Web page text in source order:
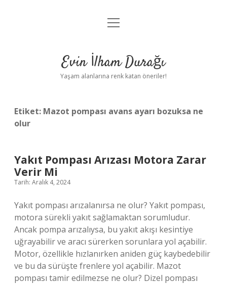
Anasayfa
Yasal Uyarı
menüyü
Evin İlham Durağı
Yaşam alanlarına renk katan öneriler!
Etiket: Mazot pompası avans ayarı bozuksa ne
olur
Yakıt Pompası Arızası Motora Zarar
Verir Mi
Tarih: Aralık 4, 2024
Yakıt pompası arızalanırsa ne olur? Yakıt pompası,
motora sürekli yakıt sağlamaktan sorumludur.
Ancak pompa arızalıysa, bu yakıt akışı kesintiye
uğrayabilir ve aracı sürerken sorunlara yol açabilir.
Motor, özellikle hızlanırken aniden güç kaybedebilir
ve bu da sürüşte frenlere yol açabilir. Mazot
pompası tamir edilmezse ne olur? Dizel pompası